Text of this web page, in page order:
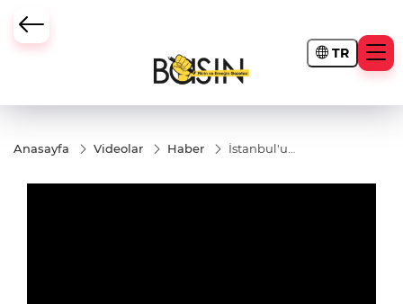
TR
Anasayfa Videolar Haber
İstanbul'un